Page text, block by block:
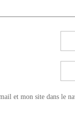
et mon site dans le